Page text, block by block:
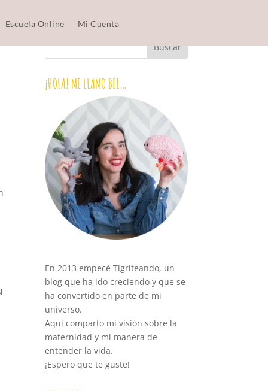
Escuela Online Mi Cuenta
¡HOLA! ME LLAMO BEI…
En 2013 empecé Tigriteando, un
blog que ha ido creciendo y que se
ha convertido en parte de mi
universo.
Aquí comparto mi visión sobre la
maternidad y mi manera de
entender la vida.
¡Espero que te guste!